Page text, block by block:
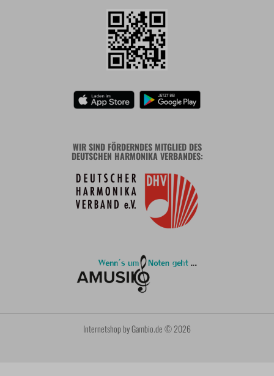
WIR SIND FÖRDERNDES MITGLIED DES
DEUTSCHEN HARMONIKA VERBANDES:
Internetshop by Gambio.de © 2026